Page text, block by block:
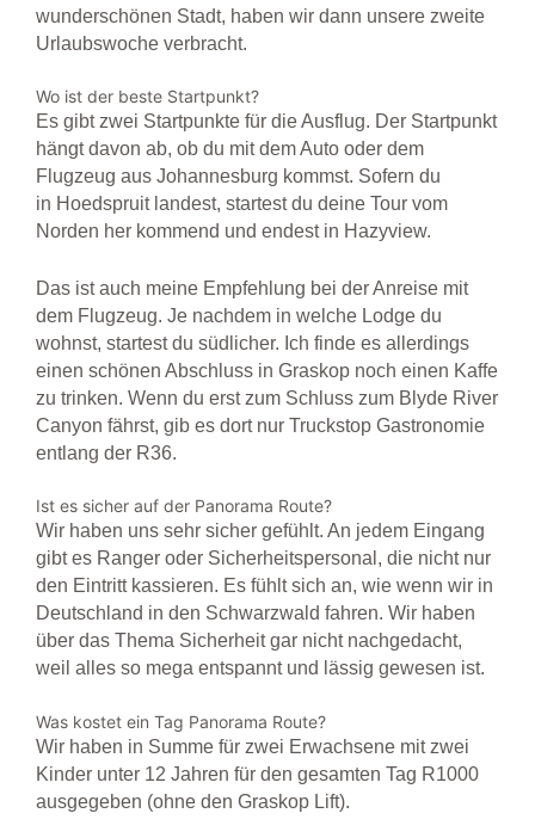
wunderschönen Stadt, haben wir dann unsere zweite
Urlaubswoche verbracht.
Wo ist der beste Startpunkt?
Es gibt zwei Startpunkte für die Ausflug. Der Startpunkt
hängt davon ab, ob du mit dem Auto oder dem
Flugzeug aus Johannesburg kommst. Sofern du
in Hoedspruit landest, startest du deine Tour vom
Norden her kommend und endest in Hazyview.
Das ist auch meine Empfehlung bei der Anreise mit
dem Flugzeug. Je nachdem in welche Lodge du
wohnst, startest du südlicher. Ich finde es allerdings
einen schönen Abschluss in Graskop noch einen Kaffe
zu trinken. Wenn du erst zum Schluss zum Blyde River
Canyon fährst, gib es dort nur Truckstop Gastronomie
entlang der R36.
Ist es sicher auf der Panorama Route?
Wir haben uns sehr sicher gefühlt. An jedem Eingang
gibt es Ranger oder Sicherheitspersonal, die nicht nur
den Eintritt kassieren. Es fühlt sich an, wie wenn wir in
Deutschland in den Schwarzwald fahren. Wir haben
über das Thema Sicherheit gar nicht nachgedacht,
weil alles so mega entspannt und lässig gewesen ist.
Was kostet ein Tag Panorama Route?
Wir haben in Summe für zwei Erwachsene mit zwei
Kinder unter 12 Jahren für den gesamten Tag R1000
ausgegeben (ohne den Graskop Lift).